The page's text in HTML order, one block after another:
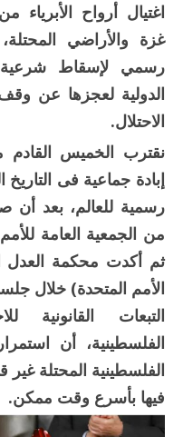
اغتيال أرواح الأبرياء
غزة والأراضي
رسمي لإسقاط شرعية
الدولية لعجزها عن
الاحتلال.
نقترب الخميس القادم
إبادة جماعية فى
رسمية للعالم، بعد أن
من الجمعية العامة
ثم أكدت محكمة العدل
الأمم المتحدة) خلال
التبعات القانونية
الفلسطينية، أن
الفلسطينية المحتلة غير
فيها بأسرع وقت ممكن.